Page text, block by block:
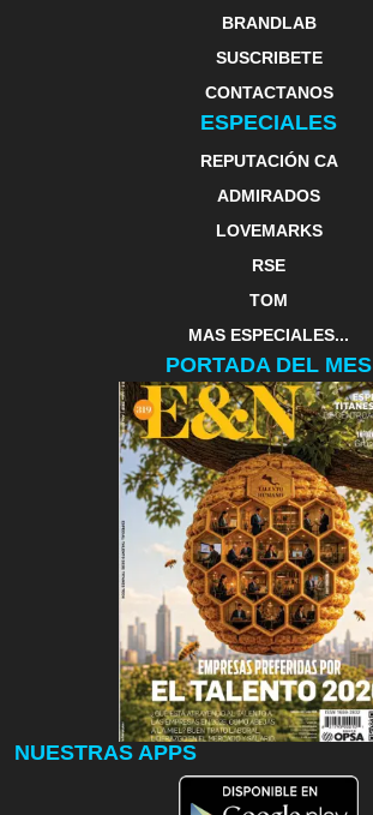
BRANDLAB
SUSCRIBETE
CONTACTANOS
ESPECIALES
REPUTACIÓN CA
ADMIRADOS
LOVEMARKS
RSE
TOM
MAS ESPECIALES...
PORTADA DEL MES
NUESTRAS APPS